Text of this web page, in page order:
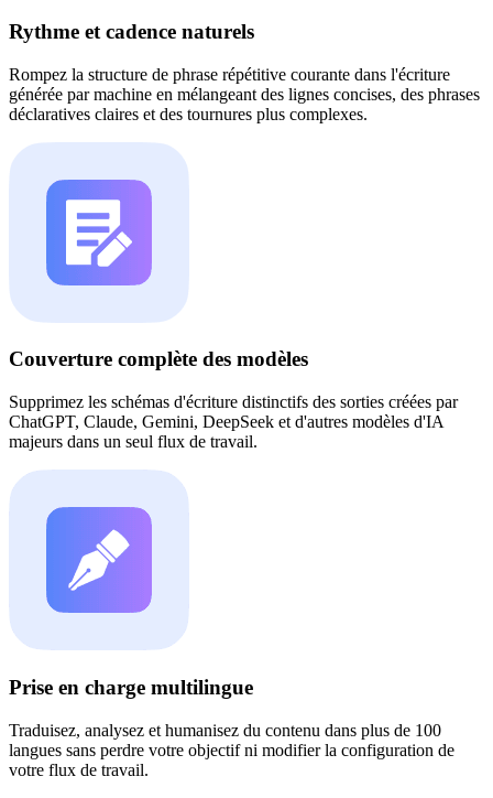
Rythme et cadence naturels
Rompez la structure de phrase répétitive courante dans l'écriture
générée par machine en mélangeant des lignes concises, des phrases
déclaratives claires et des tournures plus complexes.
Couverture complète des modèles
Supprimez les schémas d'écriture distinctifs des sorties créées par
ChatGPT, Claude, Gemini, DeepSeek et d'autres modèles d'IA
majeurs dans un seul flux de travail.
Prise en charge multilingue
Traduisez, analysez et humanisez du contenu dans plus de 100
langues sans perdre votre objectif ni modifier la configuration de
votre flux de travail.